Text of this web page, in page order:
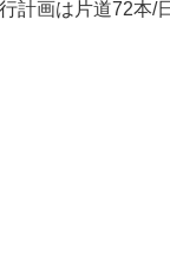
計画は片道72本/